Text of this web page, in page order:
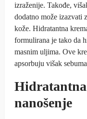
izraženije. Takođe,
dodatno može izazvati
kože. Hidratantna
formulirana je tako da
masnim uljima. Ove
apsorbuju višak
nanošenje